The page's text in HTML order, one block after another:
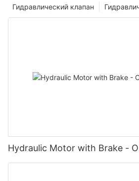
Гидравлический клапан
Hydraulic Motor with Brake -